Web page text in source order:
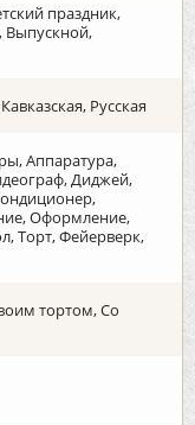
праздник,
Русская
Аппаратура,
Диджей,
Оформление,
Торт, Фейерверк,
тортом, Со